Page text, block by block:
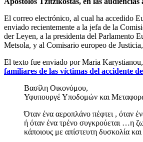
El correo electrónico, al cual ha accedido
enviado recientemente a la jefa de la
der Leyen, a la presidenta del Parlamento
Metsola, y al Comisario europeo de
El texto fue enviado por Maria Karystianou,
familiares de las víctimas del accidente
Βασίλη Οικονόμου,
Υφυπουργέ Υποδομών και
Όταν ένα αεροπλάνο πέφτει , όταν
ή όταν ένα τρένο συγκρούεται …η
κάποιους με απίστευτη δυσκολία